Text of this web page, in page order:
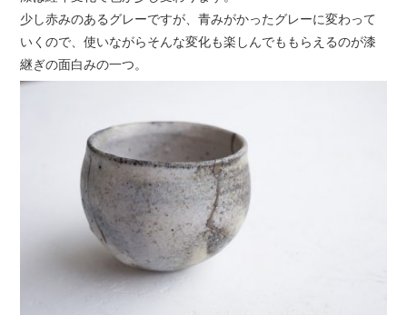
少し赤みのあるグレーですが、青みがかったグレーに変わって
いくので、使いながらそんな変化も楽しんでももらえるのが漆
継ぎの面白みの一つ。